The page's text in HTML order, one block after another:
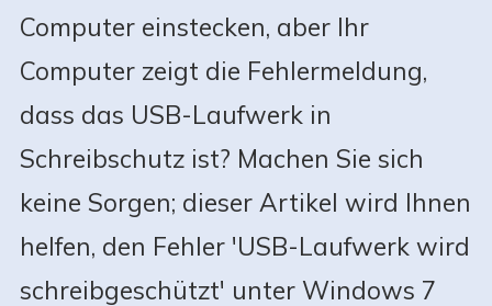
Computer einstecken, aber Ihr
Computer zeigt die Fehlermeldung,
dass das USB-Laufwerk in
Schreibschutz ist? Machen Sie sich
keine Sorgen; dieser Artikel wird Ihnen
helfen, den Fehler 'USB-Laufwerk wird
schreibgeschützt' unter Windows 7